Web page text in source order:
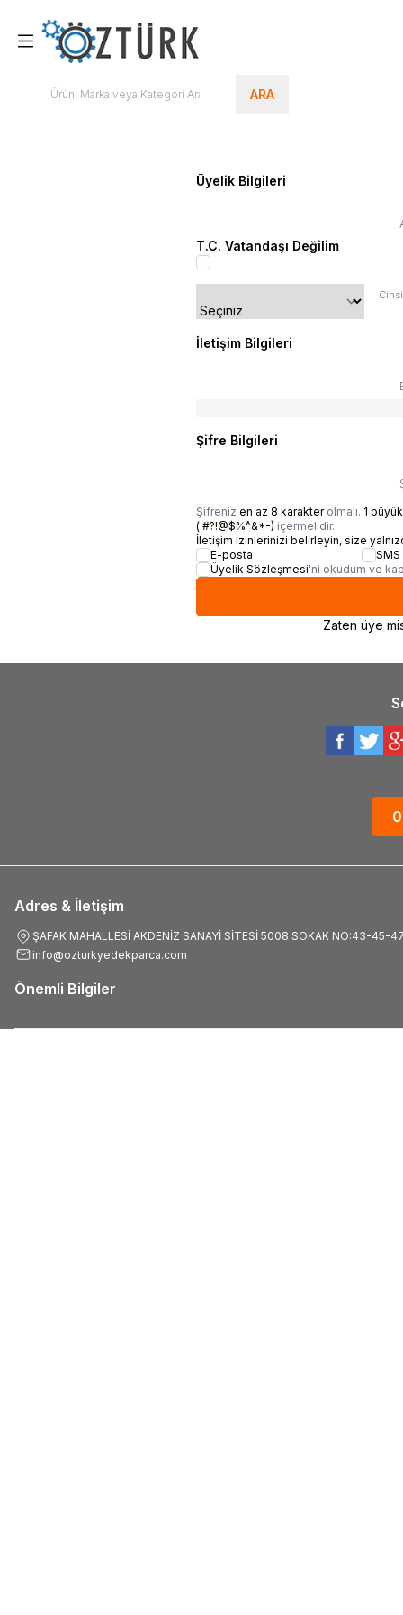
ARA
Üyelik Bilgileri
T.C. Vatandaşı Değilim
İletişim Bilgileri
Şifre Bilgileri
Şifreniz en az 8 karakterolmalı. 1
(.#?!@$%^&*-) içermelidir.
İletişim izinlerinizi belirleyin, size
E-posta
SMS
Üyelik Sözleşmesi'ni okudum ve
Zaten üye
Adres & İletişim
ŞAFAK MAHALLESİ AKDENİZ SANAYİ SİTESİ 5008 SOKAK NO:43-45-
info@ozturkyedekparca.com
Önemli Bilgiler